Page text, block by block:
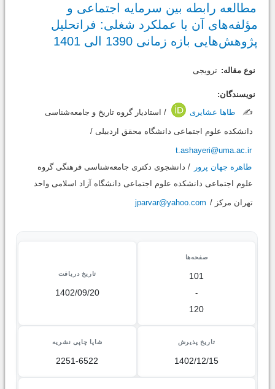
مطالعه رابطه بین سرمایه اجتماعی و
مؤلفه‌های آن با عملکرد شغلی: فراتحلیل
پژوهش‌هایی بازه زمانی 1390 الی 1401
نوع مقاله: ترویجی
نویسندگان:
✍️
طاها عشایری / استادیار گروه تاریخ و جامعه‌شناسی
دانشکده علوم اجتماعی دانشگاه محقق اردبیلی /
t.ashayeri@uma.ac.ir
طاهره جهان پرور
/ دانشجوی دکتری جامعه‌شناسی فرهنگی گروه
علوم اجتماعی دانشکده علوم اجتماعی دانشگاه آزاد اسلامی واحد
تهران مرکز / jparvar@yahoo.com
صفحه‌ها
101
-
120
تاریخ دریافت
1402/09/20
تاریخ پذیرش
1402/12/15
شاپا چاپی نشریه
2251-6522